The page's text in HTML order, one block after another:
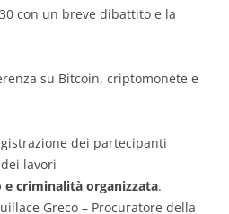
con un breve dibattito e la
su Bitcoin, criptomonete e
dei partecipanti
lavori
e criminalità organizzata.
Greco – Procuratore della